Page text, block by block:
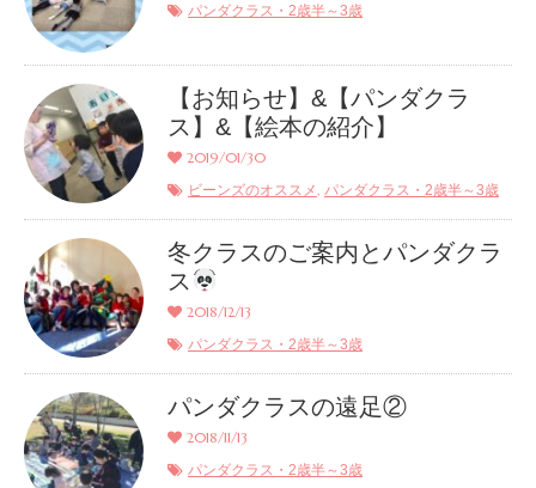
パンダクラス・2歳半～3歳
【お知らせ】&【パンダクラ
ス】&【絵本の紹介】
2019/01/30
ビーンズのオススメ, パンダクラス・2歳半～3歳
冬クラスのご案内とパンダクラ
ス
2018/12/13
パンダクラス・2歳半～3歳
パンダクラスの遠足②
2018/11/13
パンダクラス・2歳半～3歳